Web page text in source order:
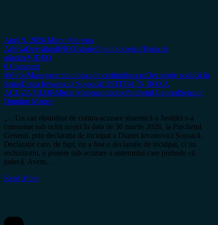
April 9, 2026 Miron Manega
ArhivaDezvăluiriINFOIstorieOpiniiSocietateTema de
gândireVIDEO
0 Comment
#MironManegacertitudinea.comcertitudinea.roDeclarație politică în
SenatDiana Iovanovici ȘoșoacăJUSTIȚIA ÎN BOXA
ACUZAȚILORMiron ManegaortodoxParchetul GeneralSenator
Dumitru Manea
„…Un caz răsunător de contra-acuzare sistemică a Justiției s-a
consumat sub ochii noștri în data de 30 martie 2026, la Parchetul
General, prin declarația de inculpat a Dianei Iovanovici Șoșoacă.
Declarație care, de fapt, nu a fost o declarație de inculpat, ci un
rechizitoriu, o punere sub acuzare a sistemului care pretinde că
judecă. Avem…
Read More